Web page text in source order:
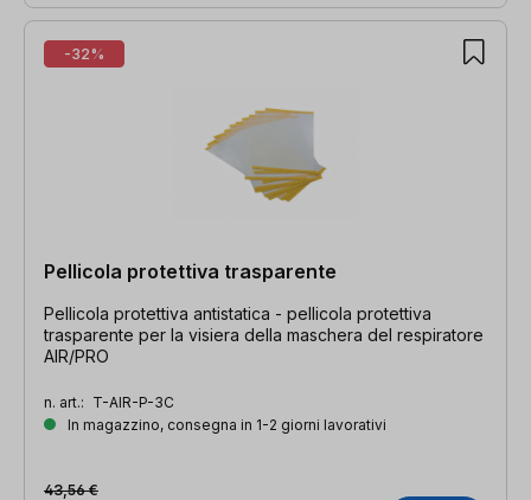
-32%
Pellicola protettiva trasparente
Pellicola protettiva antistatica - pellicola protettiva
trasparente per la visiera della maschera del respiratore
AIR/PRO
n. art.: T-AIR-P-3C
In magazzino, consegna in 1-2 giorni lavorativi
43,56 €